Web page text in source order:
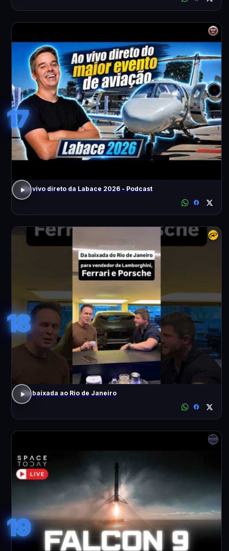
17
Ao vivo direto da Labace 2026 - Podcast
18
Da baixada ao Rio de Janeiro
19